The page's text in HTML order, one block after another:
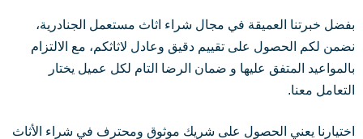
بفضل خبرتنا العميقة في مجال شراء اثاث مستعمل الجنادرية،
نضمن لكم الحصول على تقييم دقيق وعادل لاثاثكم، مع الالتزام
بالمواعيد المتفق عليها و ضمان الرضا التام لكل عميل يختار
التعامل معنا.
اختيارنا يعني الحصول على شريك موثوق ومحترف في شراء الأثاث